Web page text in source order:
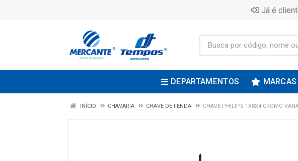
Já é
DEPARTAMENTOS
INÍCIO CHAVARIA CHAVE DE FENDA CHAVE PHILIPS 1X8X4 CROMO